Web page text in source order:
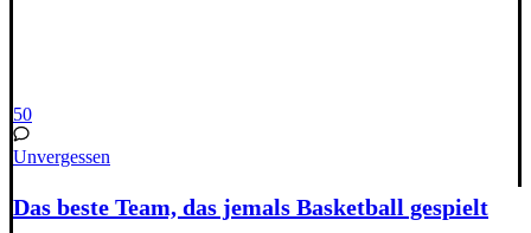
50
Unvergessen
Das beste Team, das jemals Basketball gespielt